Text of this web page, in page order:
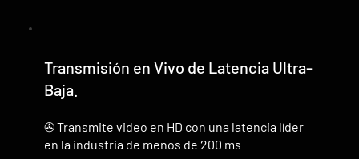
Transmisión en Vivo de Latencia Ultra-
Baja.
✇ Transmite video en HD con una latencia líder
en la industria de menos de 200 ms